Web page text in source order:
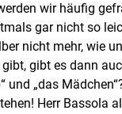
wir häufig
gar nicht so
nicht mehr, wie
gibt es dann
und „das
Herr Bassola